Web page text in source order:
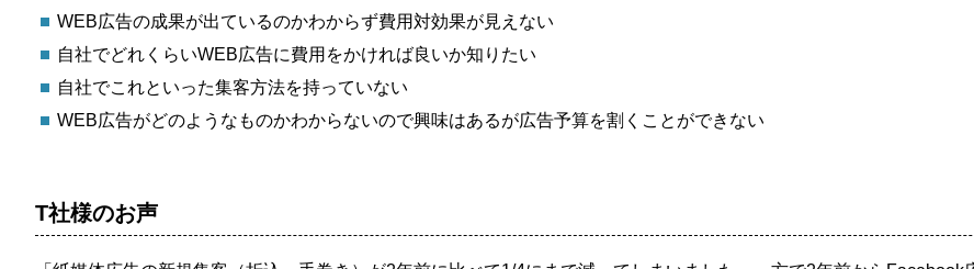
WEB広告の成果が出ているのかわからず費用対効果が見えない
自社でどれくらいWEB広告に費用をかければ良いか知りたい
自社でこれといった集客方法を持っていない
WEB広告がどのようなものかわからないので興味はあるが広告予算を割くことができない
T社様のお声